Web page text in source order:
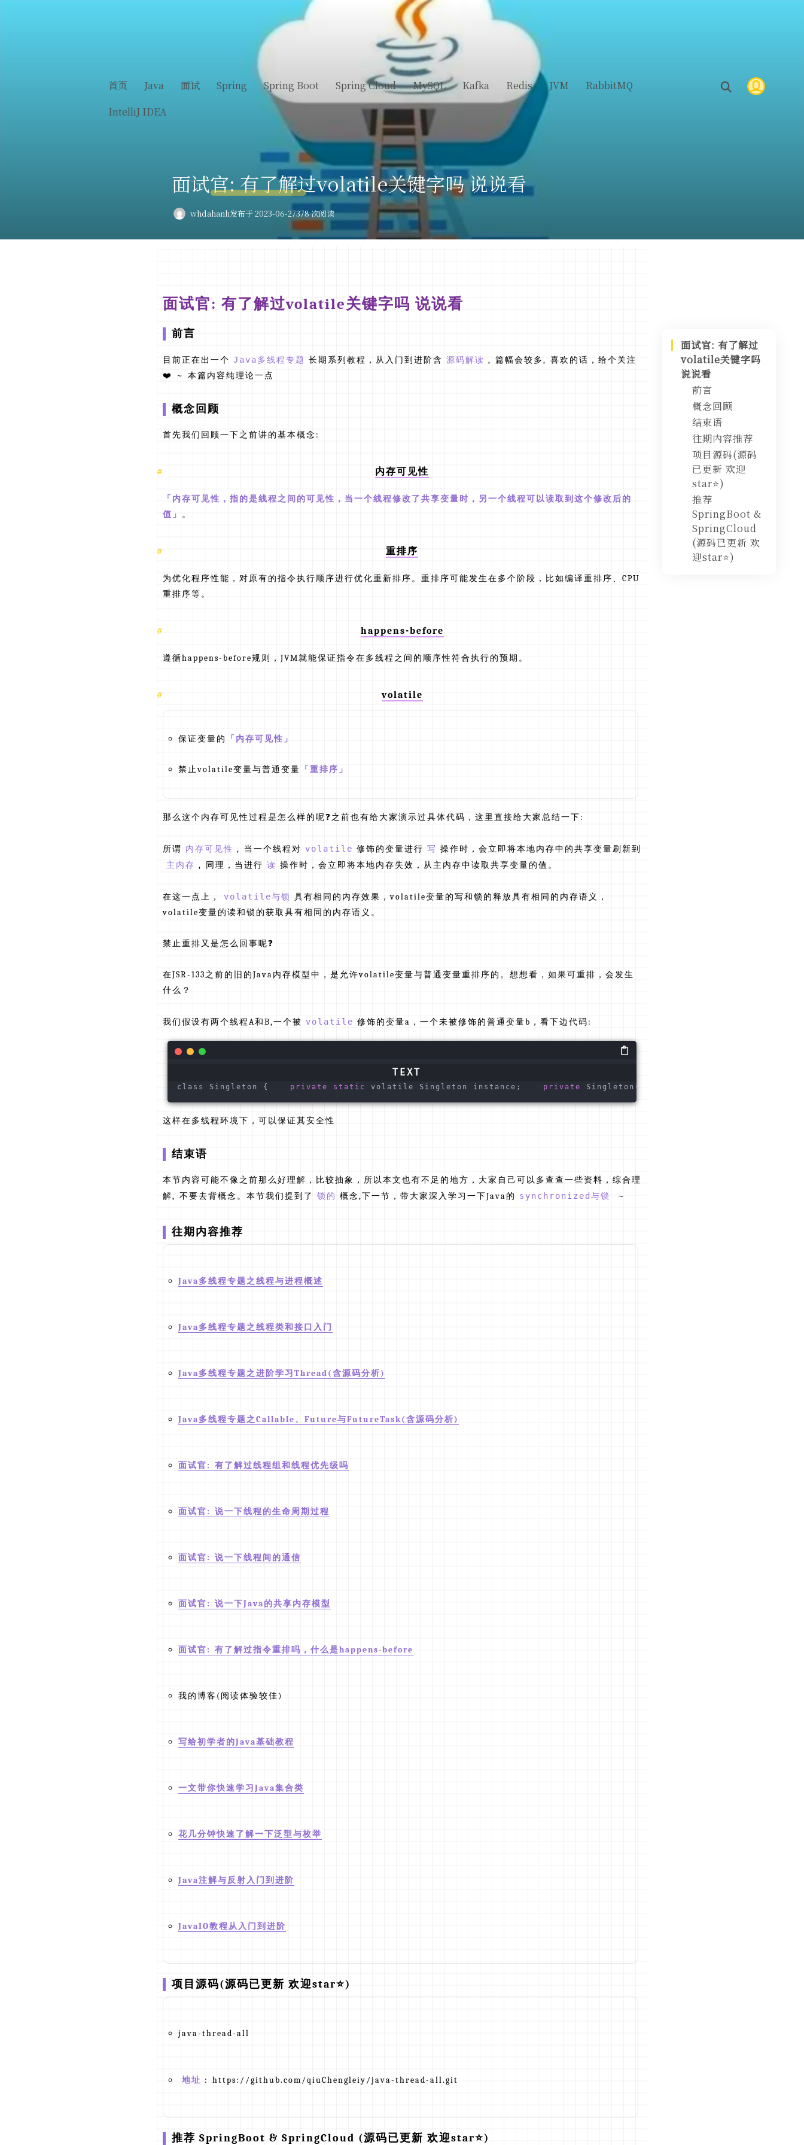
首页 Java 面试 Spring Spring Boot Spring Cloud MySQL Kafka Redis JVM
RabbitMQ
IntelliJ IDEA
面试官: 有了解过volatile关键字吗 说说看
whdahanh发布于 2023-06-27378 次阅读
面试官: 有了解过volatile关键字吗 说说看
前言
目前正在出一个 Java多线程专题 长期系列教程，从入门到进阶含 源码解读 , 篇幅会较多, 喜欢的话，给个关注
❤️ ~ 本篇内容纯理论一点
概念回顾
首先我们回顾一下之前讲的基本概念:
内存可见性
「内存可见性，指的是线程之间的可见性，当一个线程修改了共享变量时，另一个线程可以读取到这个修改后的
值」 。
重排序
为优化程序性能，对原有的指令执行顺序进行优化重新排序。重排序可能发生在多个阶段，比如编译重排序、CPU
重排序等。
happens-before
遵循happens-before规则，JVM就能保证指令在多线程之间的顺序性符合执行的预期。
volatile
保证变量的 「内存可见性」
禁止volatile变量与普通变量 「重排序」
那么这个内存可见性过程是怎么样的呢❓之前也有给大家演示过具体代码，这里直接给大家总结一下:
所谓 内存可见性 , 当一个线程对 volatile 修饰的变量进行 写 操作时，会立即将本地内存中的共享变量刷新到
主内存 , 同理，当进行 读 操作时，会立即将本地内存失效，从主内存中读取共享变量的值。
在这一点上， volatile与锁 具有相同的内存效果，volatile变量的写和锁的释放具有相同的内存语义，
volatile变量的读和锁的获取具有相同的内存语义。
禁止重排又是怎么回事呢❓
在JSR-133之前的旧的Java内存模型中，是允许volatile变量与普通变量重排序的。想想看，如果可重排，会发生
什么？
我们假设有两个线程A和B,一个被 volatile 修饰的变量a，一个未被修饰的普通变量b，看下边代码:
class Singleton { private static volatile Singleton instance; private Singleton() {}
这样在多线程环境下，可以保证其安全性
结束语
本节内容可能不像之前那么好理解，比较抽象，所以本文也有不足的地方，大家自己可以多查查一些资料，综合理
解, 不要去背概念。本节我们提到了
锁的 概念,下一节，带大家深入学习一下Java的 synchronized与锁 ~
往期内容推荐
Java多线程专题之线程与进程概述
Java多线程专题之线程类和接口入门
Java多线程专题之进阶学习Thread(含源码分析)
Java多线程专题之Callable、Future与FutureTask(含源码分析)
面试官: 有了解过线程组和线程优先级吗
面试官: 说一下线程的生命周期过程
面试官: 说一下线程间的通信
面试官: 说一下Java的共享内存模型
面试官: 有了解过指令重排吗，什么是happens-before
我的博客(阅读体验较佳)
写给初学者的Java基础教程
一文带你快速学习Java集合类
花几分钟快速了解一下泛型与枚举
Java注解与反射入门到进阶
JavaIO教程从入门到进阶
项目源码(源码已更新 欢迎star⭐️)
java-thread-all
地址 : https://github.com/qiuChengleiy/java-thread-all.git
推荐 SpringBoot & SpringCloud (源码已更新 欢迎star⭐️)
面试官: 有了解过
volatile关键字吗
说说看
前言
概念回顾
内存可见性
重排序
happens-
before
volatile
结束语
往期内容推荐
项目源码(源码
已更新 欢迎
star⭐️)
推荐
SpringBoot &
SpringCloud
(源码已更新 欢
迎star⭐️)